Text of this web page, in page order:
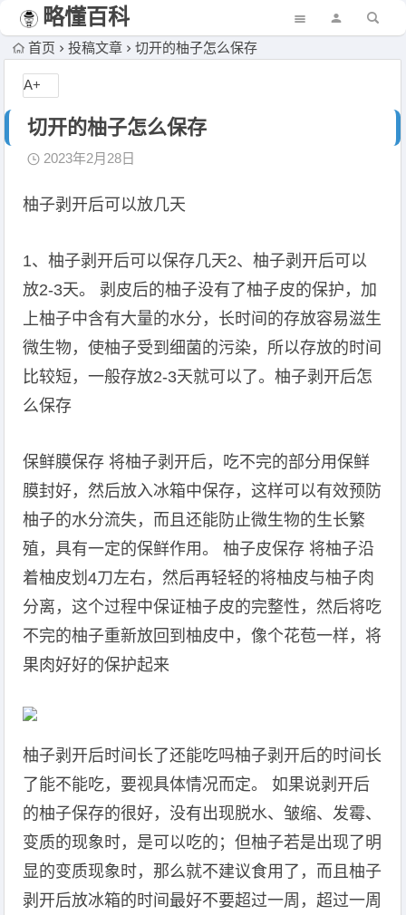
略懂百科
首页 投稿文章 切开的柚子怎么保存
切开的柚子怎么保存
2023年2月28日
柚子剥开后可以放几天
1、柚子剥开后可以保存几天2、柚子剥开后可以
放2-3天。 剥皮后的柚子没有了柚子皮的保护，加
上柚子中含有大量的水分，长时间的存放容易滋生
微生物，使柚子受到细菌的污染，所以存放的时间
比较短，一般存放2-3天就可以了。柚子剥开后怎
么保存
保鲜膜保存 将柚子剥开后，吃不完的部分用保鲜
膜封好，然后放入冰箱中保存，这样可以有效预防
柚子的水分流失，而且还能防止微生物的生长繁
殖，具有一定的保鲜作用。 柚子皮保存 将柚子沿
着柚皮划4刀左右，然后再轻轻的将柚皮与柚子肉
分离，这个过程中保证柚子皮的完整性，然后将吃
不完的柚子重新放回到柚皮中，像个花苞一样，将
果肉好好的保护起来
柚子剥开后时间长了还能吃吗柚子剥开后的时间长
了能不能吃，要视具体情况而定。 如果说剥开后
的柚子保存的很好，没有出现脱水、皱缩、发霉、
变质的现象时，是可以吃的；但柚子若是出现了明
显的变质现象时，那么就不建议食用了，而且柚子
剥开后放冰箱的时间最好不要超过一周，超过一周
A+